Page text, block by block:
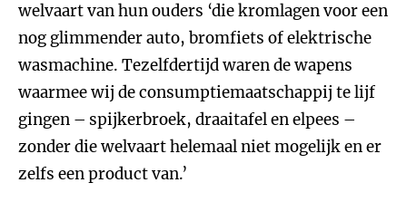
welvaart van hun ouders ‘die kromlagen voor een
nog glimmender auto, bromfiets of elektrische
wasmachine. Tezelfdertijd waren de wapens
waarmee wij de consumptiemaatschappij te lijf
gingen – spijkerbroek, draaitafel en elpees –
zonder die welvaart helemaal niet mogelijk en er
zelfs een product van.’